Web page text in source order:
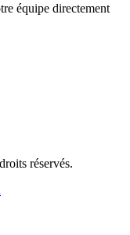
équipe directement
réservés.